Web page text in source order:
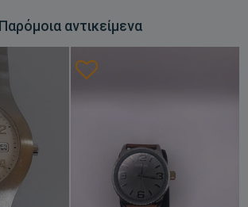
Παρόμοια αντικείμενα